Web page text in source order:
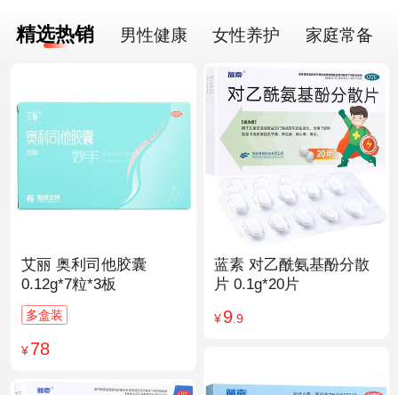
精选热销 男性健康 女性养护 家庭常备
艾丽 奥利司他胶囊
0.12g*7粒*3板
多盒装
¥78
蓝素 对乙酰氨基酚分散
片 0.1g*20片
¥9.9